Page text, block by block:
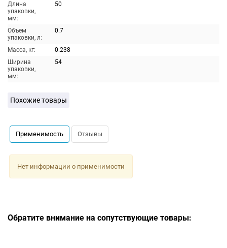
Длина
упаковки,
мм:
50
Объем
упаковки, л:
0.7
Масса, кг:
0.238
Ширина
упаковки,
мм:
54
Похожие товары
Применимость Отзывы
Нет информации о применимости
Обратите внимание на сопутствующие товары: